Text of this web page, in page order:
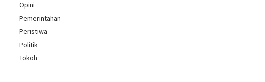
Opini
Pemerintahan
Peristiwa
Politik
Tokoh